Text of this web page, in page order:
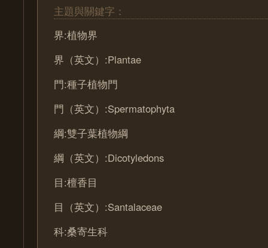
主題與關鍵字：
界:植物界
界（英文）:Plantae
門:種子植物門
門（英文）:Spermatophyta
綱:雙子葉植物綱
綱（英文）:Dicotyledons
目:檀香目
目（英文）:Santalaceae
科:桑寄生科